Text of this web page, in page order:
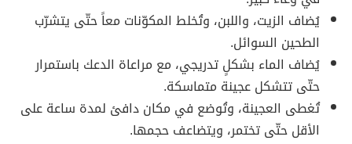
يُضاف الزيت، واللبن، وتُخلط المكوّنات معاً حتّى يتشرّب
الطحين السوائل.
يُضاف الماء بشكلٍ تدريجي، مع مراعاة الدعك باستمرار
حتّى تتشكل عجينة متماسكة.
تُغطى العجينة، وتُوضع في مكان دافئ لمدة ساعة على
الأقل حتّى تختمر، ويتضاعف حجمها.